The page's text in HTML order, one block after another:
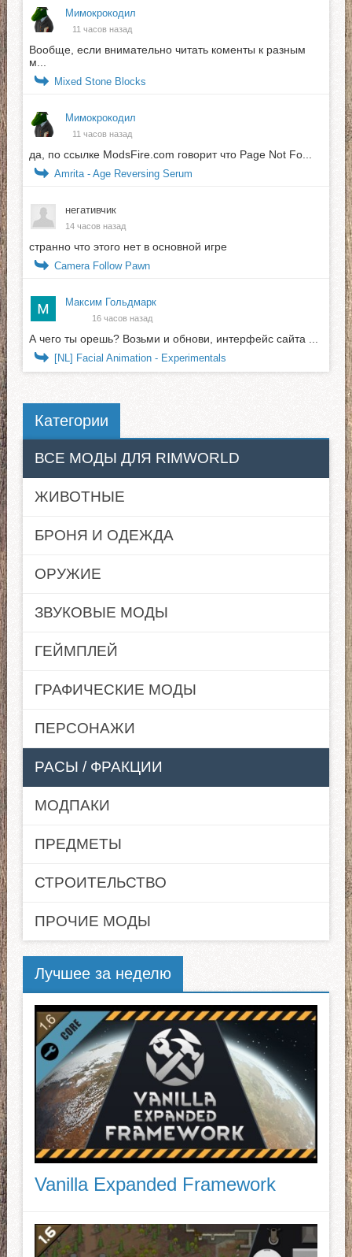
Мимокрокодил
11 часов назад
Вообще, если внимательно читать коменты к разным
м...
Mixed Stone Blocks
Мимокрокодил
11 часов назад
да, по ссылке ModsFire.com говорит что Page Not Fo...
Amrita - Age Reversing Serum
негативчик
14 часов назад
странно что этого нет в основной игре
Camera Follow Pawn
Максим Гольдмарк
16 часов назад
А чего ты орешь? Возьми и обнови, интерфейс сайта ...
[NL] Facial Animation - Experimentals
Категории
ВСЕ МОДЫ ДЛЯ RIMWORLD
ЖИВОТНЫЕ
БРОНЯ И ОДЕЖДА
ОРУЖИЕ
ЗВУКОВЫЕ МОДЫ
ГЕЙМПЛЕЙ
ГРАФИЧЕСКИЕ МОДЫ
ПЕРСОНАЖИ
РАСЫ / ФРАКЦИИ
МОДПАКИ
ПРЕДМЕТЫ
СТРОИТЕЛЬСТВО
ПРОЧИЕ МОДЫ
Лучшее за неделю
Vanilla Expanded Framework